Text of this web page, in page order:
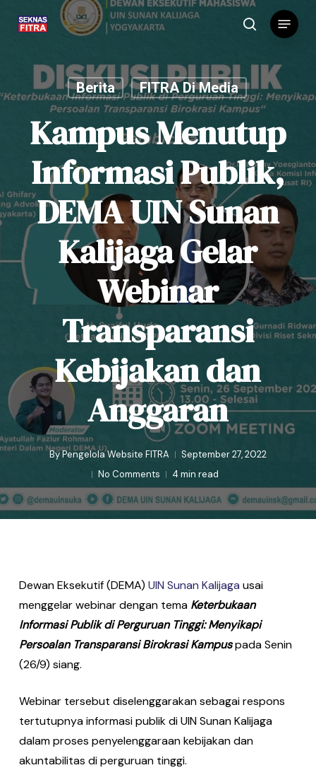
content
search
Menu
Berita FITRA Di Media
Kampus Menutup
Informasi Publik,
DEMA UIN Sunan
Kalijaga Gelar
Webinar
Transparansi
Kebijakan dan
Anggaran
ByPengelola Website FITRA
September 27, 2022
No Comments
4 min read
Dewan Eksekutif (DEMA) UIN Sunan Kalijaga usai
menggelar webinar dengan tema Keterbukaan
Informasi Publik di Perguruan Tinggi: Menyikapi
Persoalan Transparansi Birokrasi Kampuspada Senin
(26/9) siang.
Webinar tersebut diselenggarakan sebagai respons
tertutupnya informasi publik di UIN Sunan Kalijaga
dalam proses penyelenggaraan kebijakan dan
akuntabilitas di perguruan tinggi.